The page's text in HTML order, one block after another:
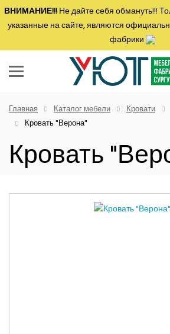
ВНИМАНИЕ!!!Не дайте себя обмануть!!!
указанные на сайте, являются
фабрики
Главная Каталог мебели Кровати
Кровать "Верона"
Кровать